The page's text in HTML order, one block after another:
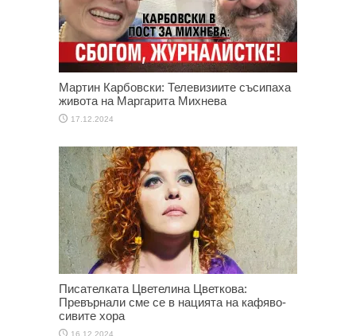
Мартин Карбовски: Телевизиите съсипаха
живота на Маргарита Михнева
17.12.2024
Писателката Цветелина Цветкова:
Превърнали сме се в нацията на кафяво-
сивите хора
16.12.2024